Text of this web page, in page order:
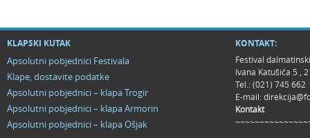
KLAPSKI KUTAK
Apsolutni pobjednici Festivala
Klape, dostavite podatke
Apsolutni pobjednici – klapa Trogir
Apsolutni pobjednici – klapa Armorin
Apsolutni pobjednici – klapa Ošjak
KONTAKT:
Festival
Ivana Katušića 5 ,
Tel.: (021) 745 662
E-mail:
Kontakt